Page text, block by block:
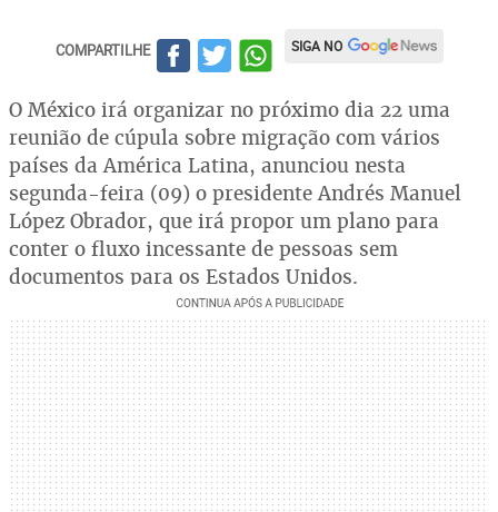
COMPARTILHE SIGA NO
O México irá organizar no próximo dia 22 uma
reunião de cúpula sobre migração com vários
países da América Latina, anunciou nesta
segunda-feira (09) o presidente Andrés Manuel
López Obrador, que irá propor um plano para
conter o fluxo incessante de pessoas sem
documentos para os Estados Unidos.